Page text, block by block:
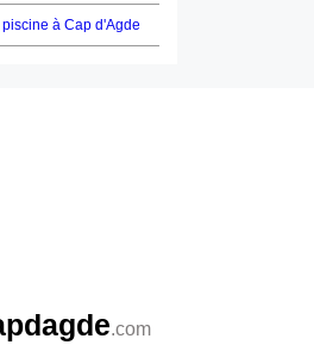
à Cap d'Agde
.com